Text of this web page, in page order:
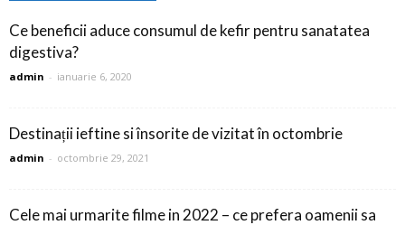
Ce beneficii aduce consumul de kefir pentru sanatatea
digestiva?
admin - ianuarie 6, 2020
Destinații ieftine si însorite de vizitat în octombrie
admin - octombrie 29, 2021
Cele mai urmarite filme in 2022 – ce prefera oamenii sa